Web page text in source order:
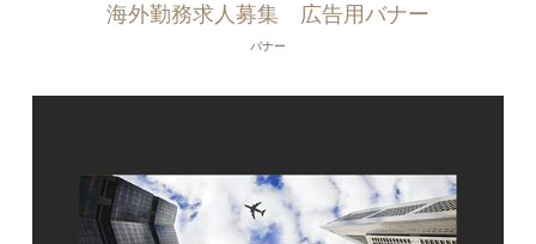
海外勤務求人募集 広告用バナー
バナー